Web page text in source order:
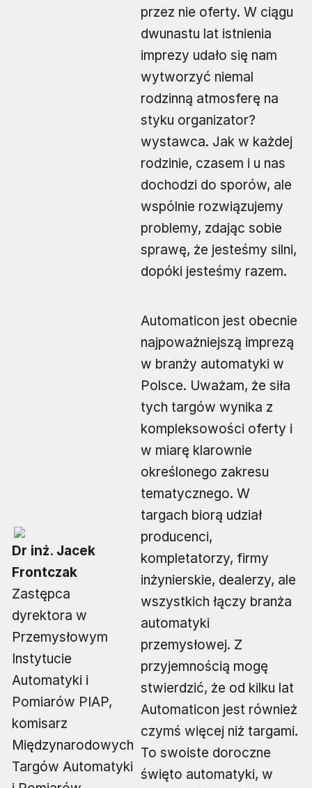
Dr inż. Jacek
Frontczak
Zastępca
dyrektora w
Przemysłowym
Instytucie
Automatyki i
Pomiarów PIAP,
komisarz
Międzynarodowych
Targów Automatyki
przez nie oferty. W ciągu
dwunastu lat istnienia
imprezy udało się nam
wytworzyć niemal
rodzinną atmosferę na
styku organizator?
wystawca. Jak w każdej
rodzinie, czasem i u nas
dochodzi do sporów, ale
wspólnie rozwiązujemy
problemy, zdając sobie
sprawę, że jesteśmy silni,
dopóki jesteśmy razem.
Automaticon jest obecnie
najpoważniejszą imprezą
w branży automatyki w
Polsce. Uważam, że siła
tych targów wynika z
kompleksowości oferty i
w miarę klarownie
określonego zakresu
tematycznego. W
targach biorą udział
producenci,
kompletatorzy, firmy
inżynierskie, dealerzy, ale
wszystkich łączy branża
automatyki
przemysłowej. Z
przyjemnością mogę
stwierdzić, że od kilku lat
Automaticon jest również
czymś więcej niż targami.
To swoiste doroczne
święto automatyki, w